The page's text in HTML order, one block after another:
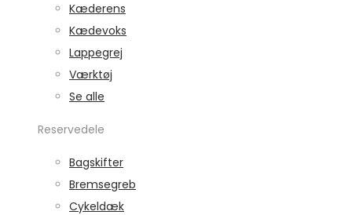
Kæderens
Kædevoks
Lappegrej
Værktøj
Se alle
Reservedele
Bagskifter
Bremsegreb
Cykeldæk